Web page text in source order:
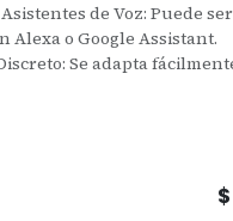
de Voz: Puede
Alexa o Google Assistant.
Se adapta
$